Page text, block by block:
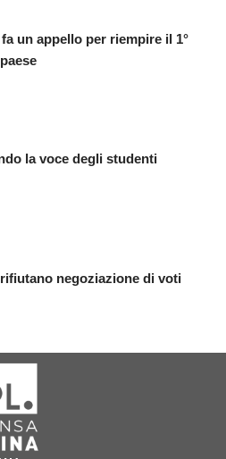
un appello per riempire il 1°
la voce degli studenti
negoziazione di voti